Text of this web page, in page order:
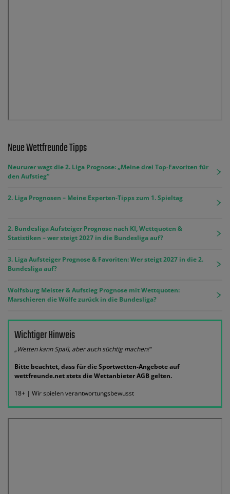
Neue Wettfreunde Tipps
Neururer wagt die 2. Liga Prognose: „Meine drei Top-Favoriten für
den Aufstieg“
2. Liga Prognosen – Meine Experten-Tipps zum 1. Spieltag
2. Bundesliga Aufsteiger Prognose nach KI, Wettquoten &
Statistiken – wer steigt 2027 in die Bundesliga auf?
3. Liga Aufsteiger Prognose & Favoriten: Wer steigt 2027 in die 2.
Bundesliga auf?
Wolfsburg Meister & Aufstieg Prognose mit Wettquoten:
Marschieren die Wölfe zurück in die Bundesliga?
Wichtiger Hinweis
„Wetten kann Spaß, aber auch süchtig machen!“
Bitte beachtet, dass für die Sportwetten-Angebote auf
wettfreunde.net stets die Wettanbieter AGB gelten.
18+ | Wir spielen verantwortungsbewusst